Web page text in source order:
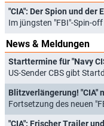
"CIA": Der Spion und der
Im jüngsten "FBI"-Spin-off geben Tom "Lucifer"
News & Meldungen
US-Sender CBS gibt
Fortsetzung des neuen